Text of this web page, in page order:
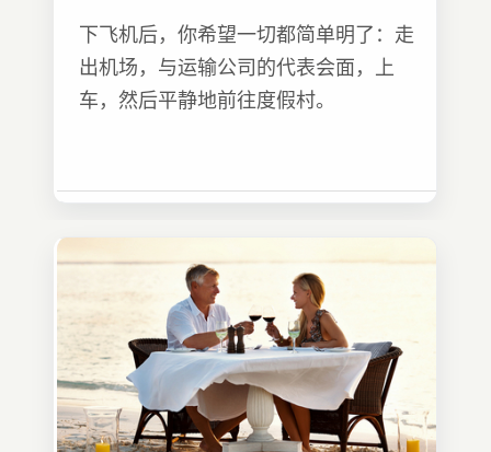
下飞机后，你希望一切都简单明了：走
出机场，与运输公司的代表会面，上
车，然后平静地前往度假村。